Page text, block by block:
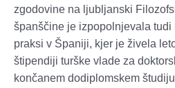
zgodovine na ljubljanski
španščine je izpopolnjevala
praksi v Španiji, kjer je živela
štipendiji turške vlade za
končanem dodiplomskem